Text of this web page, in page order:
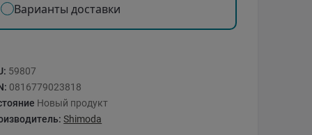
Варианты доставки
59807
0816779023818
Новый продукт
Shimoda